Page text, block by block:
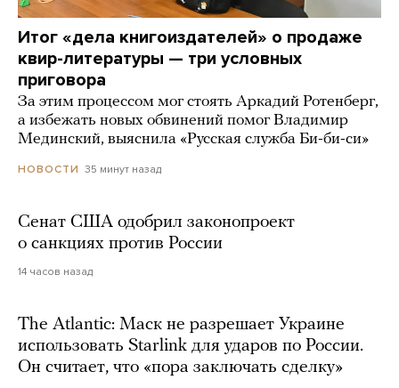
Итог «дела книгоиздателей» о продаже
квир-литературы — три условных
приговора
За этим процессом мог стоять Аркадий Ротенберг,
а избежать новых обвинений помог Владимир
Мединский, выяснила «Русская служба Би-би-си»
НОВОСТИ 35 минут назад
Сенат США одобрил законопроект
о санкциях против России
14 часов назад
The Atlantic: Маск не разрешает Украине
использовать Starlink для ударов по России.
Он считает, что «пора заключать сделку»